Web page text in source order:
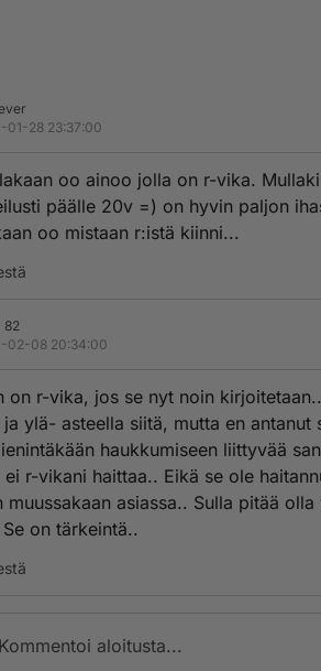
01-28 23:37:00
oo ainoo jolla on r-vika.
päälle 20v =) on hyvin paljon
oo mistaan r:istä kiinni...
82
02-08 20:34:00
on r-vika, jos se nyt noin
ja ylä- asteella siitä, mutta en antanut
haukkumiseen liittyvää
ei r-vikani haittaa.. Eikä se ole
muussakaan asiassa.. Sulla pitää
on tärkeintä..
Kommentoi aloitusta...